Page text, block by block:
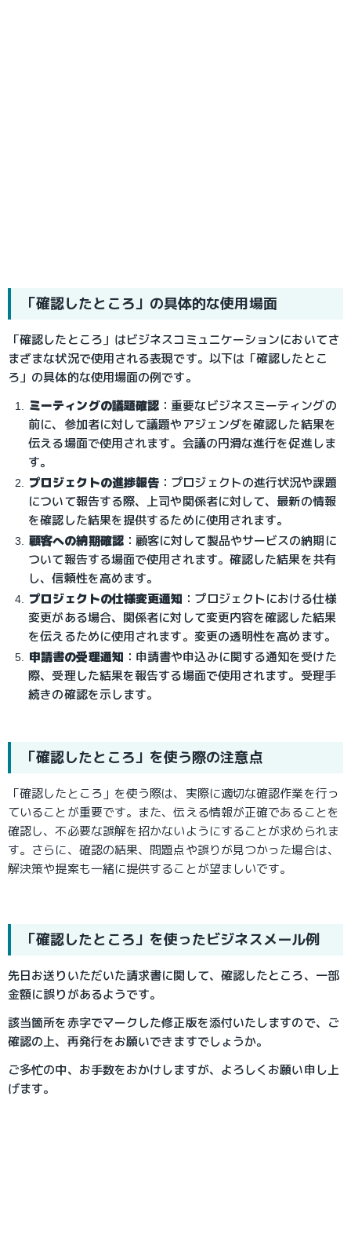
「確認したところ」の具体的な使用場面
「確認したところ」はビジネスコミュニケーションにおいてさ
まざまな状況で使用される表現です。以下は「確認したとこ
ろ」の具体的な使用場面の例です。
ミーティングの議題確認 ： 重要なビジネスミーティングの
前に、参加者に対して議題やアジェンダを確認した結果を
伝える場面で使用されます。会議の円滑な進行を促進しま
す。
プロジェクトの進捗報告 ： プロジェクトの進行状況や課題
について報告する際、上司や関係者に対して、最新の情報
を確認した結果を提供するために使用されます。
顧客への納期確認： 顧客に対して製品やサービスの納期に
ついて報告する場面で使用されます。確認した結果を共有
し、信頼性を高めます。
プロジェクトの仕様変更通知 ： プロジェクトにおける仕様
変更がある場合、関係者に対して変更内容を確認した結果
を伝えるために使用されます。変更の透明性を高めます。
申請書の受理通知 ： 申請書や申込みに関する通知を受けた
際、受理した結果を報告する場面で使用されます。受理手
続きの確認を示します。
「確認したところ」を使う際の注意点
「確認したところ」を使う際は、実際に適切な確認作業を行っ
ていることが重要です。また、伝える情報が正確であることを
確認し、不必要な誤解を招かないようにすることが求められま
す。さらに、確認の結果、問題点や誤りが見つかった場合は、
解決策や提案も一緒に提供することが望ましいです。
「確認したところ」を使ったビジネスメール例
先日お送りいただいた請求書に関して、確認したところ、一部
金額に誤りがあるようです。
該当箇所を赤字でマークした修正版を添付いたしますので、ご
確認の上、再発行をお願いできますでしょうか。
ご多忙の中、お手数をおかけしますが、よろしくお願い申し上
げます。